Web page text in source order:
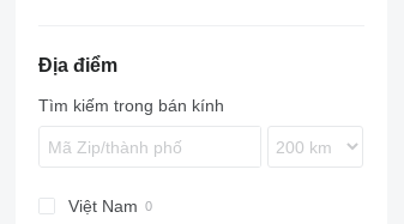
Địa điểm
Tìm kiếm trong bán kính
Việt Nam